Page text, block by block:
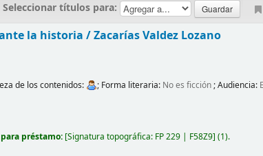
Seleccionar títulos para:
la historia /Zacarías Valdez Lozano
de los contenidos: ; Forma literaria: No es ficción ; Audiencia:
préstamo: Signatura topográfica: FP 229 | F58Z9 (1).